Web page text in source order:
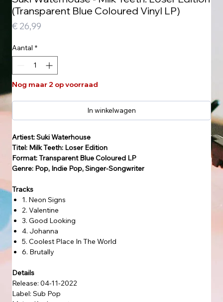
(Transparent Blue Coloured Vinyl LP)
€ 26,99
Aantal *
Nog maar 2 op voorraad
In winkelwagen
Artiest: Suki Waterhouse
Titel: Milk Teeth: Loser Edition
Format: Transparent Blue Coloured LP
Genre: Pop, Indie Pop, Singer-Songwriter
Tracks
1. Neon Signs
2. Valentine
3. Good Looking
4. Johanna
5. Coolest Place In The World
6. Brutally
Details
Release: 04-11-2022
Label: Sub Pop